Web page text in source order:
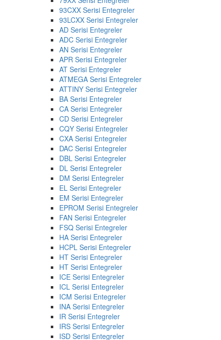
93CXX Serisi Entegreler
93LCXX Serisi Entegreler
AD Serisi Entegreler
ADC Serisi Entegreler
AN Serisi Entegreler
APR Serisi Entegreler
AT Serisi Entegreler
ATMEGA Serisi Entegreler
ATTINY Serisi Entegreler
BA Serisi Entegreler
CA Serisi Entegreler
CD Serisi Entegreler
CQY Serisi Entegreler
CXA Serisi Entegreler
DAC Serisi Entegreler
DBL Serisi Entegreler
DL Serisi Entegreler
DM Serisi Entegreler
EL Serisi Entegreler
EM Serisi Entegreler
EPROM Serisi Entegreler
FAN Serisi Entegreler
FSQ Serisi Entegreler
HA Serisi Entegreler
HCPL Serisi Entegreler
HT Serisi Entegreler
HT Serisi Entegreler
ICE Serisi Entegreler
ICL Serisi Entegreler
ICM Serisi Entegreler
INA Serisi Entegreler
IR Serisi Entegreler
IRS Serisi Entegreler
ISD Serisi Entegreler